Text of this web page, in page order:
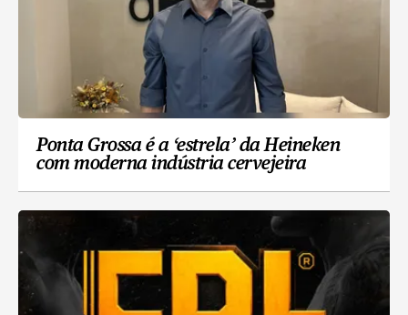
Ponta Grossa é a ‘estrela’ da Heineken
com moderna indústria cervejeira